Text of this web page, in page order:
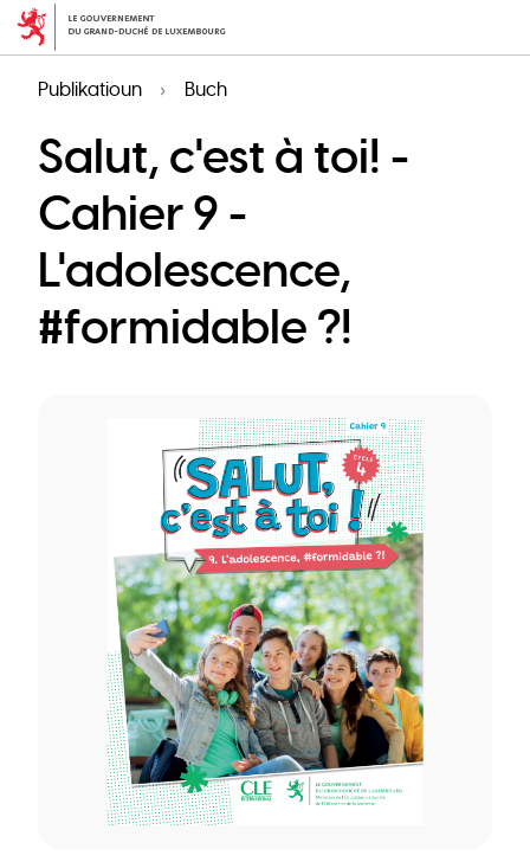
Skip
contentPublikatioun Buch
Salut, c'est à toi! -
Cahier 9 -
L'adolescence,
#formidable ?!